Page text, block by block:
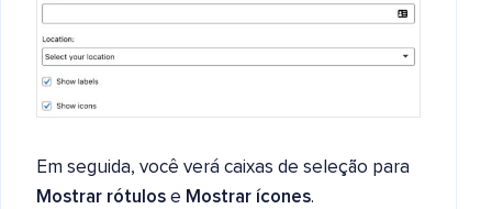
Em seguida, você verá caixas de seleção para
Mostrar rótulos e Mostrar ícones.